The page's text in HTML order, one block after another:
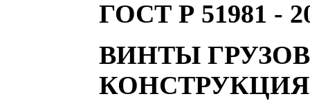
ГОСТ Р 51981 -
ВИНТЫ
КОНСТРУКЦИЯ